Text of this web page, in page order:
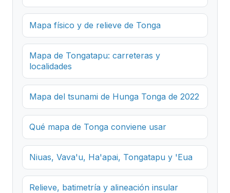
Mapa físico y de relieve de Tonga
Mapa de Tongatapu: carreteras y
localidades
Mapa del tsunami de Hunga Tonga de 2022
Qué mapa de Tonga conviene usar
Niuas, Vava'u, Ha'apai, Tongatapu y 'Eua
Relieve, batimetría y alineación insular